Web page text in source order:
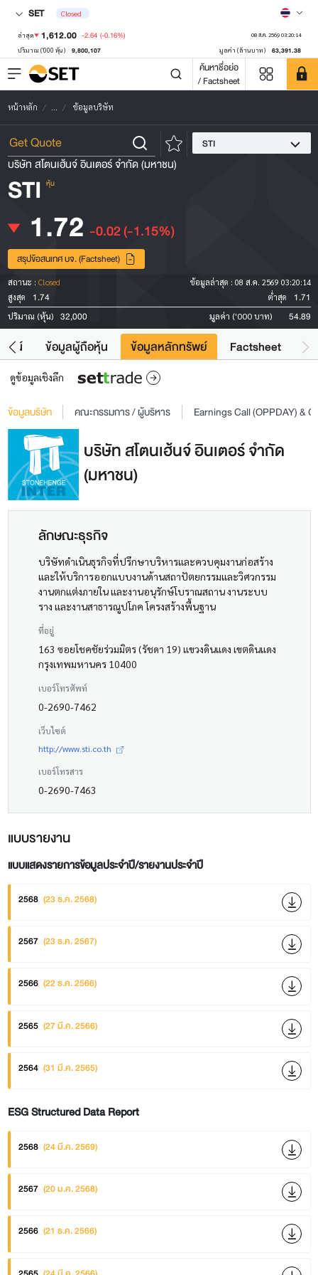
SET Closed
ล่าสุด 1,612.00 -2.64 (-0.16%) 08 ส.ค. 2569 03:20:14
ปริมาณ ('000 หุ้น) 9,800,107 มูลค่า (ล้านบาท) 63,391.38
ค้นหาชื่อย่อ
/ Factsheet
หน้าหลัก ... ข้อมูลบริษัท
STI
บริษัท สโตนเฮ้นจ์ อินเตอร์ จำกัด (มหาชน)
STI หุ้น
1.72 -0.02(-1.15%)
สรุปข้อสนเทศ บจ. (Factsheet)
สถานะ : Closed ข้อมูลล่าสุด : 08 ส.ค. 2569 03:20:14
สูงสุด
1.74 ต่ำสุด 1.71
ปริมาณ (หุ้น) 32,000 มูลค่า ('000 บาท) 54.89
ยชน์ ข้อมูลผู้ถือหุ้น ข้อมูลหลักทรัพย์ Factsheet
ดูข้อมูลเชิงลึก
ข้อมูลบริษัท คณะกรรมการ / ผู้บริหาร Earnings Call (OPPDAY) &
บริษัท สโตนเฮ้นจ์ อินเตอร์ จำกัด
(มหาชน)
ลักษณะธุรกิจ
บริษัทดำเนินธุรกิจที่ปรึกษาบริหารและควบคุมงานก่อสร้าง
และให้บริการออกแบบงานด้านสถาปัตยกรรมและวิศวกรรม
งานตกแต่งภายใน และงานอนุรักษ์โบราณสถาน งานระบบ
ราง และงานสาธารณูปโภค โครงสร้างพื้นฐาน
ที่อยู่
163 ซอยโชคชัยร่วมมิตร (รัชดา 19) แขวงดินแดง เขตดินแดง
กรุงเทพมหานคร 10400
เบอร์โทรศัพท์
0-2690-7462
เว็บไซต์
http://www.sti.co.th
เบอร์โทรสาร
0-2690-7463
แบบรายงาน
แบบแสดงรายการข้อมูลประจำปี/รายงานประจำปี
2568 (23 ธ.ค. 2568)
2567 (23 ธ.ค. 2567)
2566 (22 ธ.ค. 2566)
2565 (27 มี.ค. 2566)
2564 (31 มี.ค. 2565)
ESG Structured Data Report
2568 (24 มี.ค. 2569)
2567 (20 ม.ค. 2568)
2566 (21 ธ.ค. 2566)